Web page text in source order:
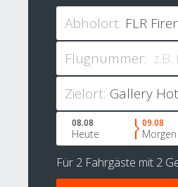
Abholort:
Flugnummer:
Zielort:
08.08
Heute
09.08
Morgen
Für 2 Fahrgäste mit 2